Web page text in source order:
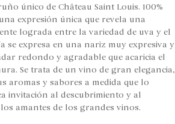
único de Château Saint Louis. 100%
expresión única que revela una
lograda entre la variedad de uva y el
se expresa en una nariz muy expresiva y
redondo y agradable que acaricia el
Se trata de un vino de gran elegancia,
aromas y sabores a medida que lo
invitación al descubrimiento y al
amantes de los grandes vinos.